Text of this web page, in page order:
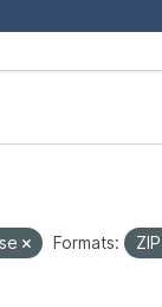
Formats: ZIP